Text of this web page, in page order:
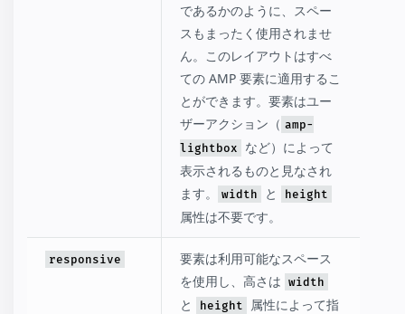
であるかのように、スペー
スもまったく使用されませ
ん。このレイアウトはすべ
ての AMP 要素に適用するこ
とができます。要素はユー
ザーアクション（ amp-
lightbox
など）によって
表示されるものと見なされ
ます。
width と height
属性は不要です。
responsive
要素は利用可能なスペース
を使用し、高さは width
と height
属性によって指